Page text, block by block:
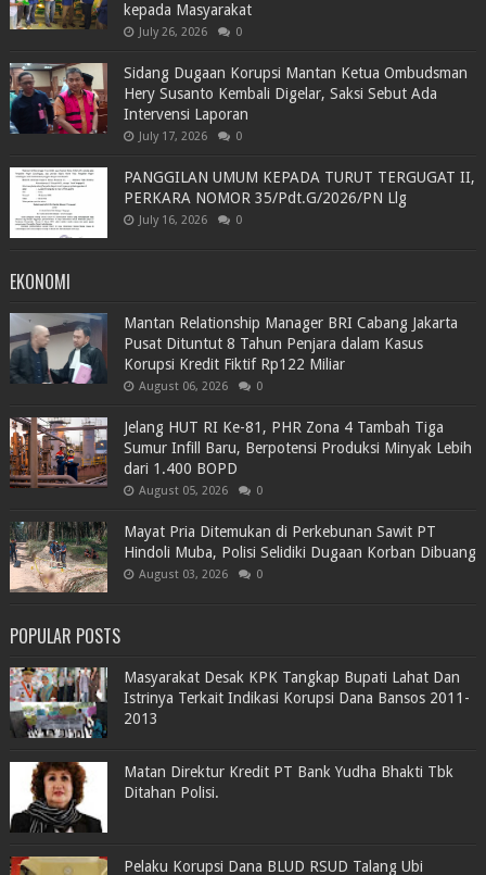
kepada Masyarakat
July 26, 2026 0
Sidang Dugaan Korupsi Mantan Ketua Ombudsman
Hery Susanto Kembali Digelar, Saksi Sebut Ada
Intervensi Laporan
July 17, 2026 0
PANGGILAN UMUM KEPADA TURUT TERGUGAT II,
PERKARA NOMOR 35/Pdt.G/2026/PN Llg
July 16, 2026 0
EKONOMI
Mantan Relationship Manager BRI Cabang Jakarta
Pusat Dituntut 8 Tahun Penjara dalam Kasus
Korupsi Kredit Fiktif Rp122 Miliar
August 06, 2026 0
Jelang HUT RI Ke-81, PHR Zona 4 Tambah Tiga
Sumur Infill Baru, Berpotensi Produksi Minyak Lebih
dari 1.400 BOPD
August 05, 2026 0
Mayat Pria Ditemukan di Perkebunan Sawit PT
Hindoli Muba, Polisi Selidiki Dugaan Korban Dibuang
August 03, 2026 0
POPULAR POSTS
Masyarakat Desak KPK Tangkap Bupati Lahat Dan
Istrinya Terkait Indikasi Korupsi Dana Bansos 2011-
2013
Matan Direktur Kredit PT Bank Yudha Bhakti Tbk
Ditahan Polisi.
Pelaku Korupsi Dana BLUD RSUD Talang Ubi